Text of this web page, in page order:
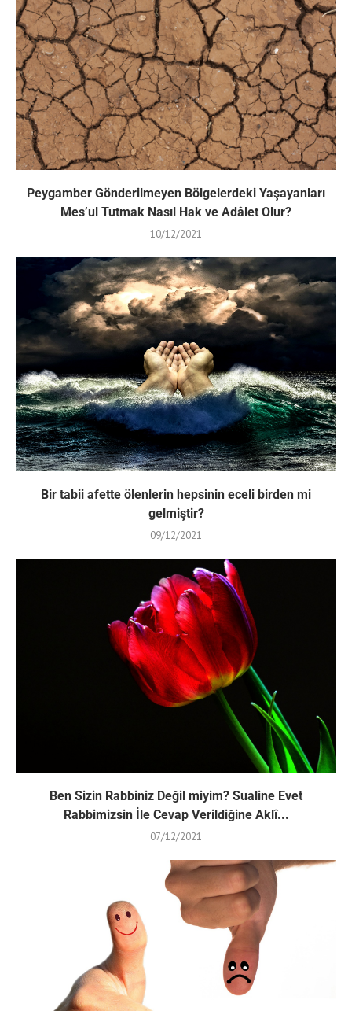
Peygamber Gönderilmeyen Bölgelerdeki Yaşayanları
Mes’ul Tutmak Nasıl Hak ve Adâlet Olur?
10/12/2021
Bir tabii afette ölenlerin hepsinin eceli birden mi
gelmiştir?
09/12/2021
Ben Sizin Rabbiniz Değil miyim? Sualine Evet
Rabbimizsin İle Cevap Verildiğine Aklî...
07/12/2021